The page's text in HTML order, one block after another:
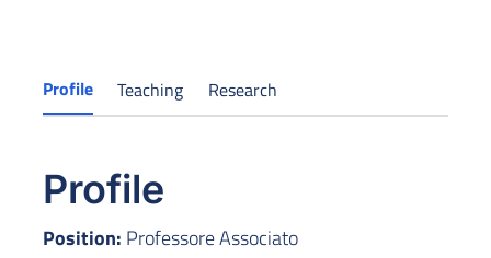
Profile Teaching Research
Profile
Position: Professore Associato